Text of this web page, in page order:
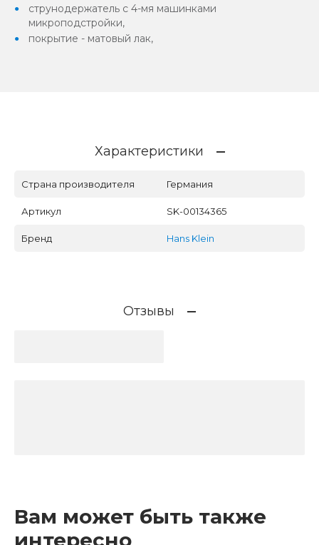
струнодержатель с 4-мя машинками
микроподстройки,
покрытие - матовый лак,
Характеристики
Страна производителя Германия
Артикул SK-00134365
Бренд Hans Klein
Отзывы
Вам может быть также
интересно